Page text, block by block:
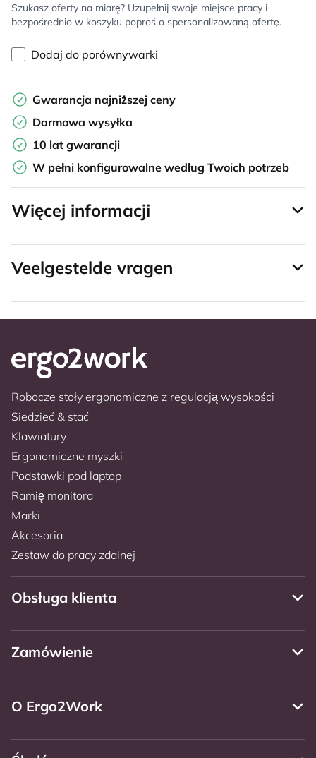
Szukasz oferty na miarę? Uzupełnij swoje miejsce pracy i
bezpośrednio w koszyku poproś o spersonalizowaną ofertę.
Dodaj do porównywarki
Gwarancja najniższej ceny
Darmowa wysyłka
10 lat gwarancji
W pełni konfigurowalne według Twoich potrzeb
Więcej informacji
Veelgestelde vragen
Robocze stoły ergonomiczne z regulacją wysokości
Siedzieć & stać
Klawiatury
Ergonomiczne myszki
Podstawki pod laptop
Ramię monitora
Marki
Akcesoria
Zestaw do pracy zdalnej
Obsługa klienta
Zamówienie
O Ergo2Work